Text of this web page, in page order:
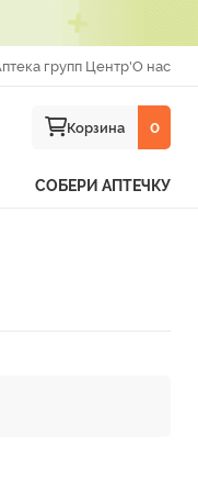
групп Центр'О нас
Корзина 0
СОБЕРИ АПТЕЧКУ